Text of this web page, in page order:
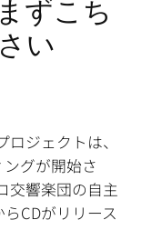
ずこち
い
ジェクトは、
グが開始さ
交響楽団の自主
CDがリリース